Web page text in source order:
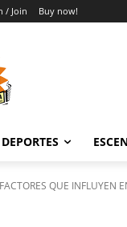
/ Join Buy now!
DEPORTES
FACTORES QUE INFLUYEN